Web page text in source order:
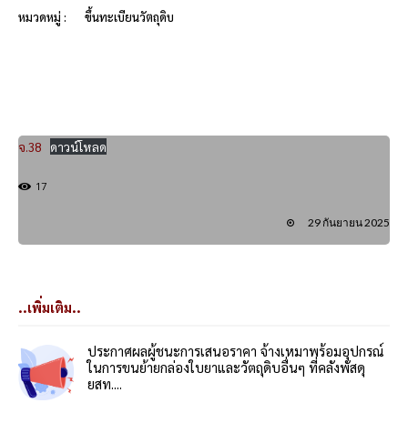
หมวดหมู่ : ขึ้นทะเบียนวัตถุดิบ
จ.38 ดาวน์โหลด
17
29 กันยายน 2025
..เพิ่มเติม..
ประกาศผลผู้ชนะการเสนอราคา จ้างเหมาพร้อมอุปกรณ์
ในการขนย้ายกล่องใบยาและวัตถุดิบอื่นๆ ที่คลังพัสดุ
ยสท....